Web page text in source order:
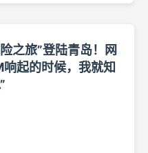
之旅”登陆青岛！网
起的时候，我就知